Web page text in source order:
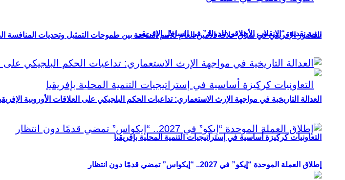
الحضور الإفريقي في سباق خلافة الأمين العام للأمم المتحدة بين طموحات التمثيل وتحديات المنافسة
التعاونيات كركيزة أساسية في إستراتيجيات التنمية المحلية بإفريقيا
رؤية نقدية: “الانقلاب الأخلاقي للدولة” في الساحل الإفريقي
العدالة التاريخية في مواجهة الإرث الاستعماري: تداعيات الحكم البلجيكي على العلاقات الأوروبية
إطلاق العملة الموحدة “إيكو” في 2027.. “إيكواس” تمضي قدمًا دون انتظار